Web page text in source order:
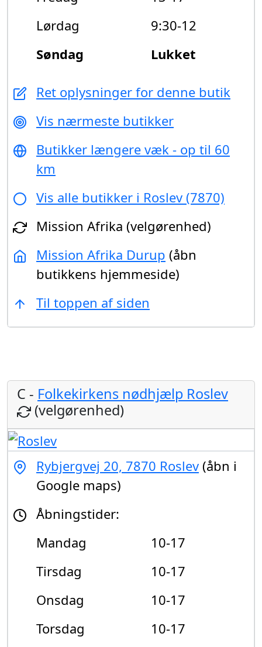
Lørdag
9:30-12
Søndag
Lukket
Ret oplysninger for denne butik
Vis nærmeste butikker
Butikker længere væk - op til 60
km
Vis alle butikker i Roslev (7870)
Mission Afrika (velgørenhed)
Mission Afrika Durup (åbn
butikkens hjemmeside)
Til toppen af siden
C - Folkekirkens nødhjælp Roslev
(velgørenhed)
Rybjergvej 20, 7870 Roslev (åbn i
Google maps)
Åbningstider:
Mandag
10-17
Tirsdag
10-17
Onsdag
10-17
Torsdag
10-17